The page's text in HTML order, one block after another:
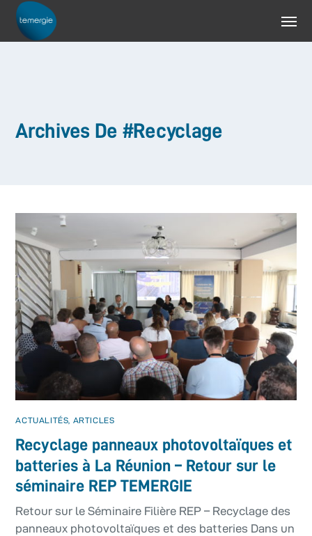
Archives De #Recyclage
ACTUALITÉS, ARTICLES
Recyclage panneaux photovoltaïques et
batteries à La Réunion – Retour sur le
séminaire REP TEMERGIE
Retour sur le Séminaire Filière REP – Recyclage des
panneaux photovoltaïques et des batteries Dans un